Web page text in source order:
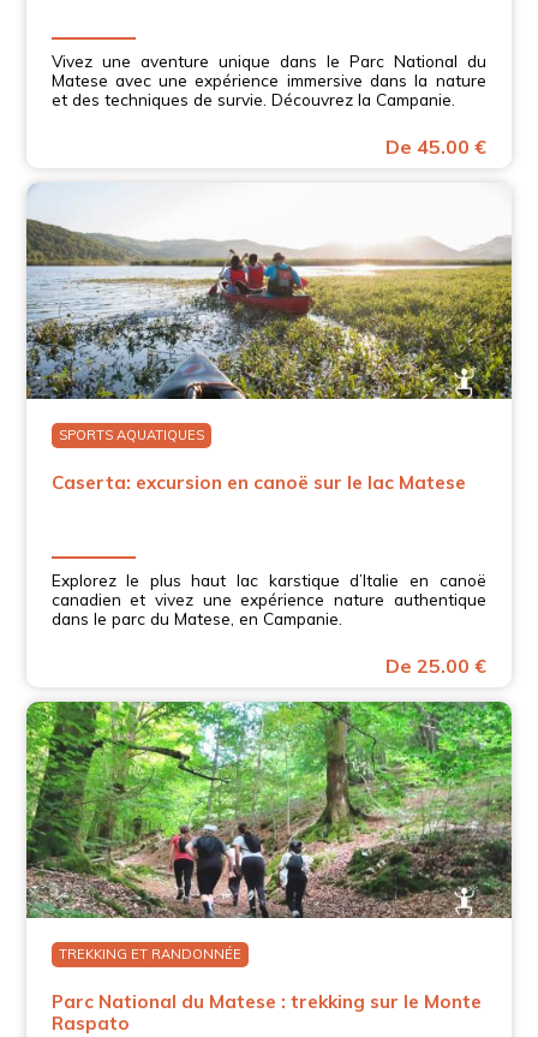
Vivez une aventure unique dans le Parc National du
Matese avec une expérience immersive dans la nature
et des techniques de survie. Découvrez la Campanie.
De 45.00 €
SPORTS AQUATIQUES
Caserta: excursion en canoë sur le lac Matese
Explorez le plus haut lac karstique d’Italie en canoë
canadien et vivez une expérience nature authentique
dans le parc du Matese, en Campanie.
De 25.00 €
TREKKING ET RANDONNÉE
Parc National du Matese : trekking sur le Monte
Raspato